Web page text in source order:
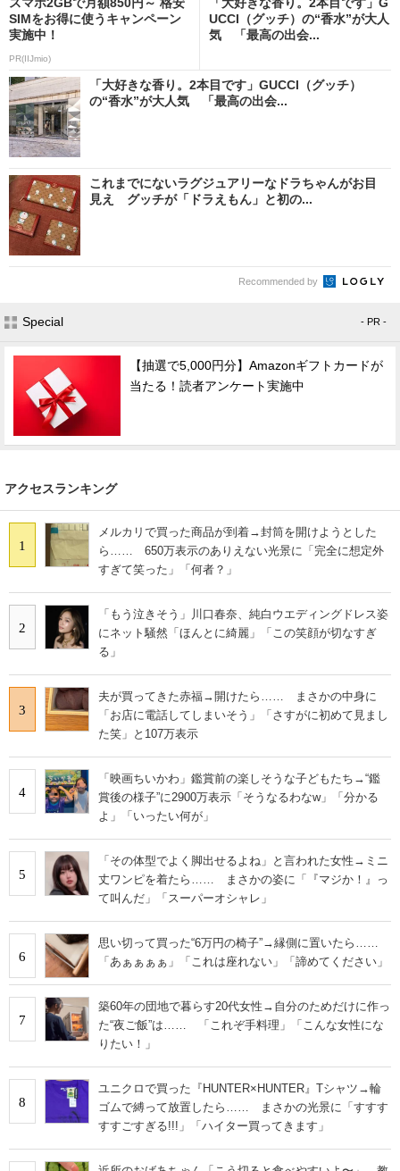
SIMをお得に使うキャンペーン
実施中！
PR(IIJmio)
UCCI（グッチ）の“香水”が大人
気 「最高の出会...
「大好きな香り。2本目です」GUCCI（グッチ）
の“香水”が大人気 「最高の出会...
これまでにないラグジュアリーなドラちゃんがお目
見え グッチが「ドラえもん」と初の...
Recommended by
Special - PR -
【抽選で5,000円分】Amazonギフトカードが
当たる！読者アンケート実施中
アクセスランキング
1
メルカリで買った商品が到着→封筒を開けようとした
ら…… 650万表示のありえない光景に「完全に想定外
すぎて笑った」「何者？」
2
「もう泣きそう」川口春奈、純白ウエディングドレス姿
にネット騒然「ほんとに綺麗」「この笑顔が切なすぎ
る」
3
夫が買ってきた赤福→開けたら…… まさかの中身に
「お店に電話してしまいそう」「さすがに初めて見まし
た笑」と107万表示
4
「映画ちいかわ」鑑賞前の楽しそうな子どもたち→“鑑
賞後の様子”に2900万表示「そうなるわなw」「分かる
よ」「いったい何が」
5
「その体型でよく脚出せるよね」と言われた女性→ミニ
丈ワンピを着たら…… まさかの姿に「『マジか！』っ
て叫んだ」「スーパーオシャレ」
6
思い切って買った“6万円の椅子”→縁側に置いたら……
「あぁぁぁぁ」「これは座れない」「諦めてください」
7
築60年の団地で暮らす20代女性→自分のためだけに作っ
た“夜ご飯”は…… 「これぞ手料理」「こんな女性にな
りたい！」
8
ユニクロで買った『HUNTER×HUNTER』Tシャツ→輪
ゴムで縛って放置したら…… まさかの光景に「すすす
すすごすぎる!!!」「ハイター買ってきます」